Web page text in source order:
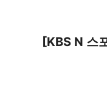
[KBS N 스